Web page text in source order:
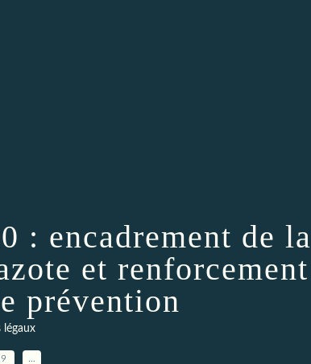
: encadrement de la
et renforcement
prévention
légaux